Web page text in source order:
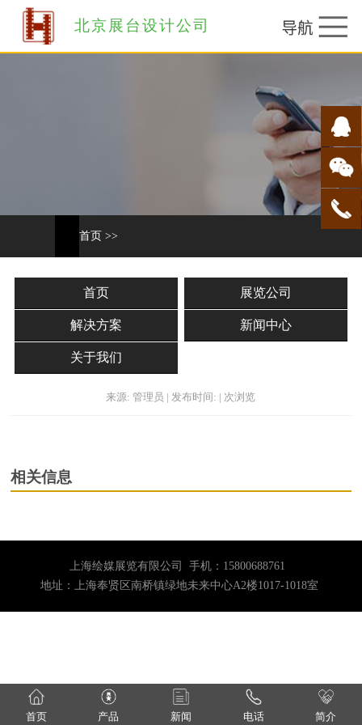
北京展台设计公司
首页 >>
首页 展览公司
解决方案 新闻中心
关于我们
来源: 管理员 | 发布时间: | 次浏览
相关信息
上海绘媒展览有限公司 手机：15800688761
地址：上海奉贤区南桥镇绿地未来中心A2楼1017-1018室
首页 产品 新闻 电话 简介